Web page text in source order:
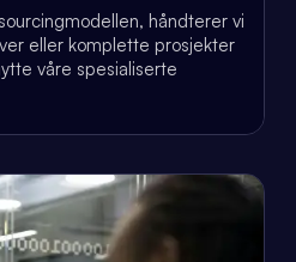
håndterer vi
eller komplette prosjekter
våre spesialiserte